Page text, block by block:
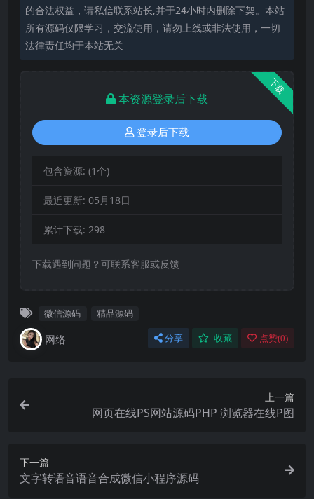
的合法权益，请私信联系站长,并于24小时内删除下架。本站
所有源码仅限学习，交流使用，请勿上线或非法使用，一切
法律责任均于本站无关
下载
本资源登录后下载
登录后下载
包含资源: (1个)
最近更新: 05月18日
累计下载: 298
下载遇到问题？可联系客服或反馈
微信源码 精品源码
网络 分享 收藏 点赞(0)
上一篇
网页在线PS网站源码PHP 浏览器在线P图
下一篇
文字转语音语音合成微信小程序源码